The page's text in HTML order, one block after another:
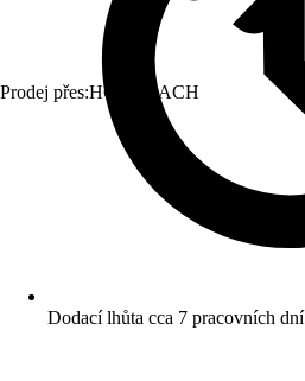
Prodej přes:HORNBACH
Dodací lhůta cca 7 pracovních dní